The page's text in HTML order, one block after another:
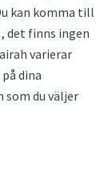
kan komma till
det finns ingen
varierar
dina
som du väljer